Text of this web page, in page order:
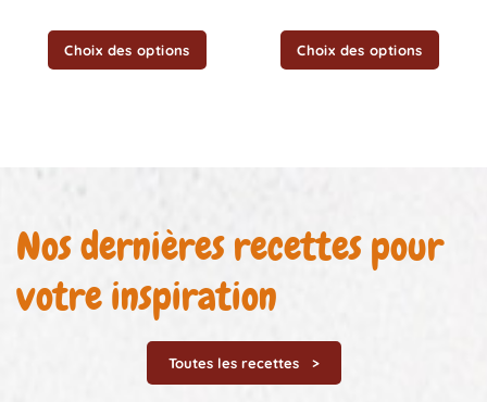
Choix des options Choix des options
Nos dernières recettes pour
votre inspiration
Toutes les recettes